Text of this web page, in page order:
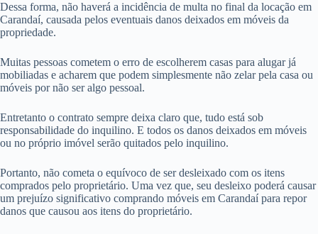
Dessa forma, não haverá a incidência de multa no final da locação em
Carandaí, causada pelos eventuais danos deixados em móveis da
propriedade.
Muitas pessoas cometem o erro de escolherem casas para alugar já
mobiliadas e acharem que podem simplesmente não zelar pela casa ou
móveis por não ser algo pessoal.
Entretanto o contrato sempre deixa claro que, tudo está sob
responsabilidade do inquilino. E todos os danos deixados em móveis
ou no próprio imóvel serão quitados pelo inquilino.
Portanto, não cometa o equívoco de ser desleixado com os itens
comprados pelo proprietário. Uma vez que, seu desleixo poderá causar
um prejuízo significativo comprando móveis em Carandaí para repor
danos que causou aos itens do proprietário.